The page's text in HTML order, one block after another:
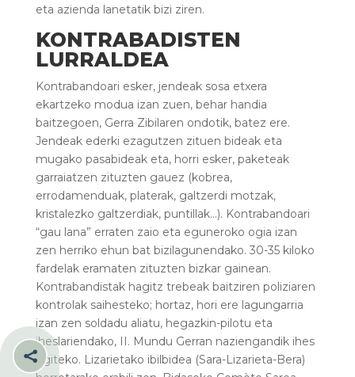

eta azienda lanetatik bizi ziren.
KONTRABADISTEN
LURRALDEA
Kontrabandoari esker, jendeak sosa etxera
ekartzeko modua izan zuen, behar handia
baitzegoen, Gerra Zibilaren ondotik, batez ere.
Jendeak ederki ezagutzen zituen bideak eta
mugako pasabideak eta, horri esker, paketeak
garraiatzen zituzten gauez (kobrea,
errodamenduak, platerak, galtzerdi motzak,
kristalezko galtzerdiak, puntillak…). Kontrabandoari
“gau lana” erraten zaio eta eguneroko ogia izan
zen herriko ehun bat bizilagunendako. 30-35 kiloko
fardelak eramaten zituzten bizkar gainean.
Kontrabandistak hagitz trebeak baitziren poliziaren
kontrolak saihesteko; hortaz, hori ere lagungarria
izan zen soldadu aliatu, hegazkin-pilotu eta
iheslariendako, II. Mundu Gerran naziengandik ihes
egiteko. Lizarietako ibilbidea (Sara-Lizarieta-Bera)